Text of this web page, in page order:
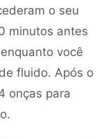
o seu
minutos antes
você
fluido. Após o
onças para